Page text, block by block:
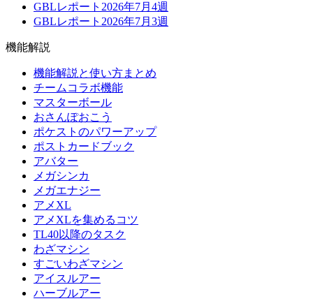
GBLレポート2026年7月4週
GBLレポート2026年7月3週
機能解説
機能解説と使い方まとめ
チームコラボ機能
マスターボール
おさんぽおこう
ポケストのパワーアップ
ポストカードブック
アバター
メガシンカ
メガエナジー
アメXL
アメXLを集めるコツ
TL40以降のタスク
わざマシン
すごいわざマシン
アイスルアー
ハーブルアー